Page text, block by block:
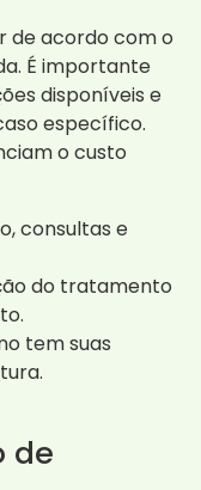
de acordo com o
É importante
disponíveis e
específico.
o custo
consultas e
do tratamento
tem suas
de